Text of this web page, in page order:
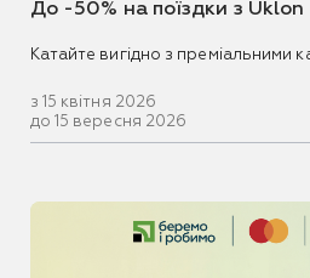
До -50% на поїздки з Uklon
Катайте вигідно з преміальними
з 15 квітня 2026
до 15 вересня 2026